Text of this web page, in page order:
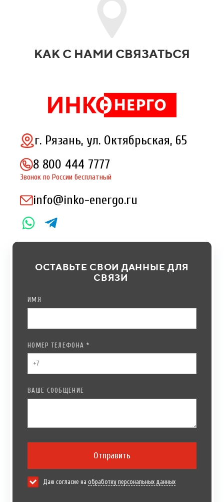
КАК С НАМИ СВЯЗАТЬСЯ
г. Рязань, ул. Октябрьская, 65
8 800 444 7777
Звонок по России бесплатный
info@inko-energo.ru
ОСТАВЬТЕ СВОИ ДАННЫЕ ДЛЯ
СВЯЗИ
ИМЯ
НОМЕР ТЕЛЕФОНА *
ВАШЕ СООБЩЕНИЕ
Отправить
Даю согласие на обработку персональных данных